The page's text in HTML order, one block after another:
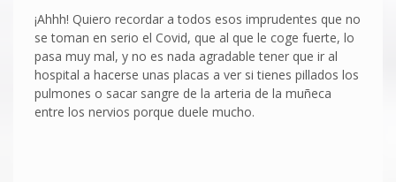
¡Ahhh! Quiero recordar a todos esos imprudentes que no
se toman en serio el Covid, que al que le coge fuerte, lo
pasa muy mal, y no es nada agradable tener que ir al
hospital a hacerse unas placas a ver si tienes pillados los
pulmones o sacar sangre de la arteria de la muñeca
entre los nervios porque duele mucho.